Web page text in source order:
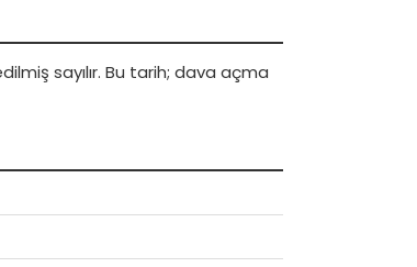
sayılır. Bu tarih; dava açma